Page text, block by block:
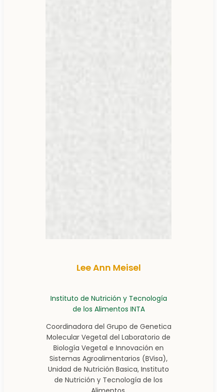
Lee Ann Meisel
Instituto de Nutrición y Tecnología
de los Alimentos INTA
Coordinadora del Grupo de Genetica
Molecular Vegetal del Laboratorio de
Biología Vegetal e Innovación en
Sistemas Agroalimentarios (BVisa),
Unidad de Nutrición Basica, Instituto
de Nutrición y Tecnología de los